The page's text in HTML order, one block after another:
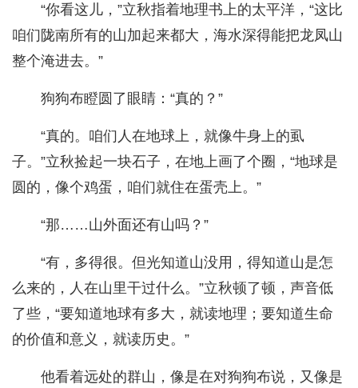
“你看这儿，”立秋指着地理书上的太平洋，“这比
咱们陇南所有的山加起来都大，海水深得能把龙凤山
整个淹进去。”
狗狗布瞪圆了眼睛：“真的？”
“真的。咱们人在地球上，就像牛身上的虱
子。”立秋捡起一块石子，在地上画了个圈，“地球是
圆的，像个鸡蛋，咱们就住在蛋壳上。”
“那……山外面还有山吗？”
“有，多得很。但光知道山没用，得知道山是怎
么来的，人在山里干过什么。”立秋顿了顿，声音低
了些，“要知道地球有多大，就读地理；要知道生命
的价值和意义，就读历史。”
他看着远处的群山，像是在对狗狗布说，又像是